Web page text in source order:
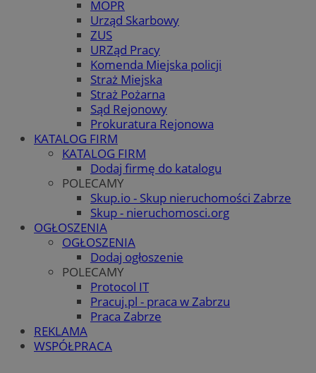
MOPR
Urząd Skarbowy
ZUS
URZąd Pracy
Komenda Miejska policji
Straż Miejska
Straż Pożarna
Sąd Rejonowy
Prokuratura Rejonowa
KATALOG FIRM
KATALOG FIRM
Dodaj firmę do katalogu
POLECAMY
Skup.io - Skup nieruchomości Zabrze
Skup - nieruchomosci.org
OGŁOSZENIA
OGŁOSZENIA
Dodaj ogłoszenie
POLECAMY
Protocol IT
Pracuj.pl - praca w Zabrzu
Praca Zabrze
REKLAMA
WSPÓŁPRACA